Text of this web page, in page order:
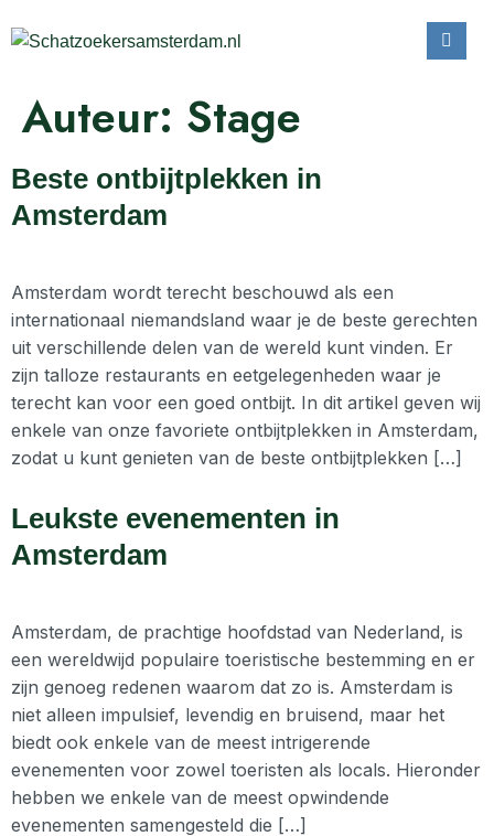
Auteur: Stage
Beste ontbijtplekken in
Amsterdam
Amsterdam wordt terecht beschouwd als een
internationaal niemandsland waar je de beste gerechten
uit verschillende delen van de wereld kunt vinden. Er
zijn talloze restaurants en eetgelegenheden waar je
terecht kan voor een goed ontbijt. In dit artikel geven wij
enkele van onze favoriete ontbijtplekken in Amsterdam,
zodat u kunt genieten van de beste ontbijtplekken […]
Leukste evenementen in
Amsterdam
Amsterdam, de prachtige hoofdstad van Nederland, is
een wereldwijd populaire toeristische bestemming en er
zijn genoeg redenen waarom dat zo is. Amsterdam is
niet alleen impulsief, levendig en bruisend, maar het
biedt ook enkele van de meest intrigerende
evenementen voor zowel toeristen als locals. Hieronder
hebben we enkele van de meest opwindende
evenementen samengesteld die […]